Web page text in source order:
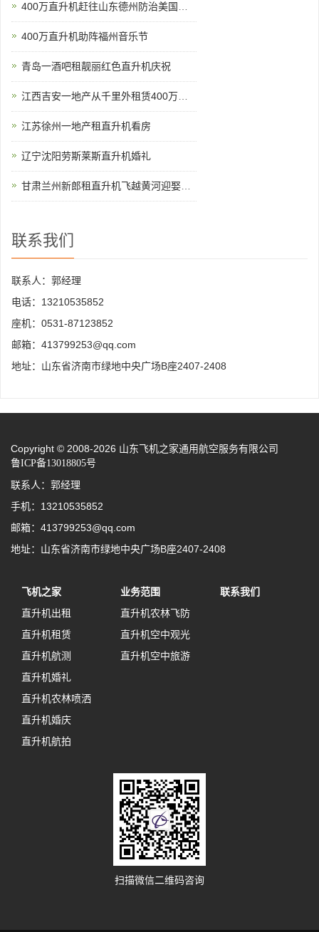
400万直升机赶往山东德州防治美国白蛾
400万直升机助阵福州音乐节
青岛一酒吧租靓丽红色直升机庆祝
江西吉安一地产从千里外租赁400万直升机空中撒玫瑰雨
江苏徐州一地产租直升机看房
辽宁沈阳劳斯莱斯直升机婚礼
甘肃兰州新郎租直升机飞越黄河迎娶新娘
联系我们
联系人：郭经理
电话：13210535852
座机：0531-87123852
邮箱：413799253@qq.com
地址：山东省济南市绿地中央广场B座2407-2408
Copyright © 2008-2026 山东飞机之家通用航空服务有限公司
鲁ICP备13018805号
联系人：郭经理
手机：13210535852
邮箱：413799253@qq.com
地址：山东省济南市绿地中央广场B座2407-2408
飞机之家
直升机出租
直升机租赁
直升机航测
直升机婚礼
直升机农林喷洒
直升机婚庆
直升机航拍
业务范围
直升机农林飞防
直升机空中观光
直升机空中旅游
联系我们
扫描微信二维码咨询